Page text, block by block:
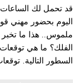
قد تحمل لك الساعات
اليوم بحضور مهني
ملموس.. هذا ما تخبر
الفلك؟ ما هي
السطور التالية.